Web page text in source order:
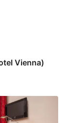
Vienna)